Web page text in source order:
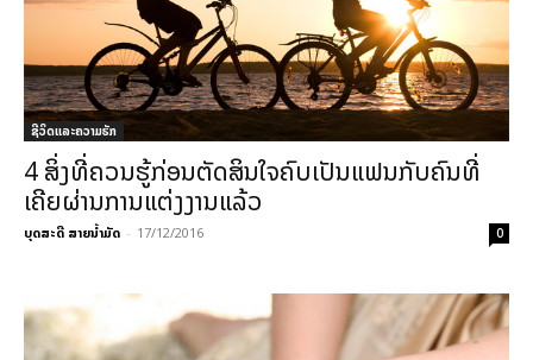
ຊີວິດແລະຄວາມຮັກ
4 ສິ່ງທີ່ຄວນຮູ້ກ່ອນຕັດສິນໃຈຄົບເປັນແຟນກັບຄົນທີ່
ເຄີຍຜ່ານການແຕ່ງງານແລ້ວ
ບຸດສະດີ ສາຍນ້ຳມັດ - 17/12/2016 0